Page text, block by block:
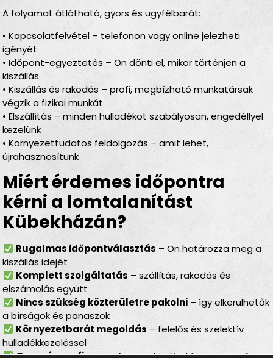
A folyamat átlátható, gyors és ügyfélbarát:
• Kapcsolatfelvétel – telefonon vagy online jelezheti
igényét
• Időpont-egyeztetés – Ön dönti el, mikor történjen a
kiszállás
• Kiszállás és rakodás – profi, megbízható munkatársak
végzik a fizikai munkát
• Elszállítás – minden hulladékot szabályosan, engedéllyel
kezelünk
• Környezettudatos feldolgozás – amit lehet,
újrahasznosítunk
Miért érdemes időpontra
kérni a lomtalanítást
Kübekházán?
Rugalmas időpontválasztás – Ön határozza meg a
kiszállás idejét
Komplett szolgáltatás – szállítás, rakodás és
elszámolás együtt
Nincs szükség közterületre pakolni– így elkerülhetők
a bírságok és panaszok
Környezetbarát megoldás – felelős és szelektív
hulladékkezeléssel